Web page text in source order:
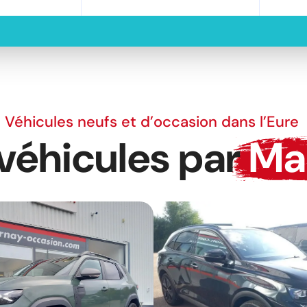
Véhicules neufs et d’occasion dans l’Eure
par